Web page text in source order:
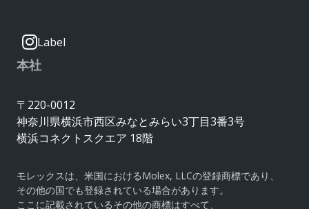
Label
本社
〒220-0012
神奈川県横浜市西区みなとみらい3丁目3番3号
横浜コネクトスクエア 18階
モレックスは、米国におけるMolex, LLCの登録商標であり、
その他の国でも登録されている場合があります。
ここに記載されているその他の商標はすべて、